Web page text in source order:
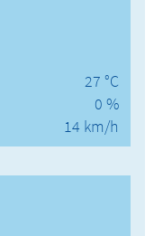
27 °C
0 %
14 km/h